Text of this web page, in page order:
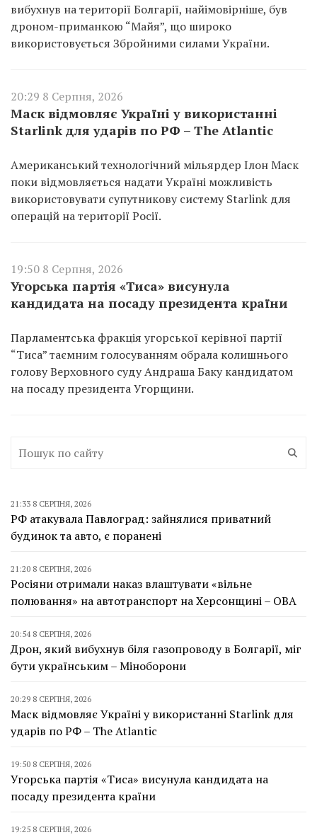
вибухнув на території Болгарії, найімовірніше, був
дроном-приманкою “Майя”, що широко
використовується Збройними силами України.
20:29 8 Серпня, 2026
Маск відмовляє Україні у використанні
Starlink для ударів по РФ – The Atlantic
Американський технологічний мільярдер Ілон Маск
поки відмовляється надати Україні можливість
використовувати супутникову систему Starlink для
операцій на території Росії.
19:50 8 Серпня, 2026
Угорська партія «Тиса» висунула
кандидата на посаду президента країни
Парламентська фракція угорської керівної партії
“Тиса” таємним голосуванням обрала колишнього
голову Верховного суду Андраша Баку кандидатом
на посаду президента Угорщини.
21:33 8 СЕРПНЯ, 2026
РФ атакувала Павлоград: зайнялися приватний
будинок та авто, є поранені
21:20 8 СЕРПНЯ, 2026
Росіяни отримали наказ влаштувати «вільне
полювання» на автотранспорт на Херсонщині – ОВА
20:54 8 СЕРПНЯ, 2026
Дрон, який вибухнув біля газопроводу в Болгарії, міг
бути українським – Міноборони
20:29 8 СЕРПНЯ, 2026
Маск відмовляє Україні у використанні Starlink для
ударів по РФ – The Atlantic
19:50 8 СЕРПНЯ, 2026
Угорська партія «Тиса» висунула кандидата на
посаду президента країни
19:25 8 СЕРПНЯ, 2026